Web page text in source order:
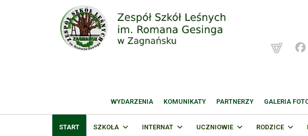
WYDARZENIA KOMUNIKATY PARTNERZY GALERIA
START SZKOŁA INTERNAT UCZNIOWIE RODZICE